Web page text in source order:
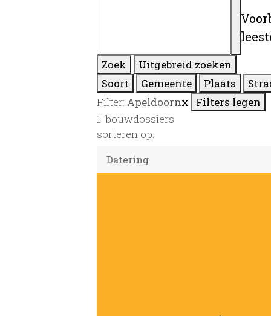
Zoek
Uitgebreid zoeken
Soort
Gemeente Plaats
Filter: Apeldoornx
Filters legen
1 bouwdossiers
sorteren op: